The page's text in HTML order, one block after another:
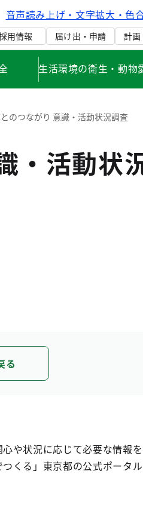
音声読み上げ・文字拡大・色
用情報 届け出・申請 計画
生活環境の衛生・動物
のつながり 意識・活動状況調査
・活動状
る
や状況に応じて必要な情報
くる」東京都の公式ポータル